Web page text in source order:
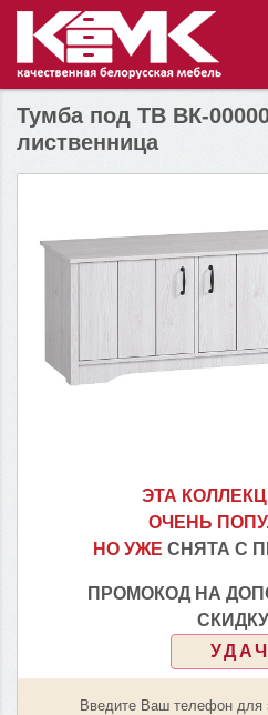
Тумба под ТВ ВК-
лиственница
ЭТА
ОЧЕНЬ
НО УЖЕ СНЯТА С
ПРОМОКОД НА
СКИДКУ
Введите Ваш телефон для